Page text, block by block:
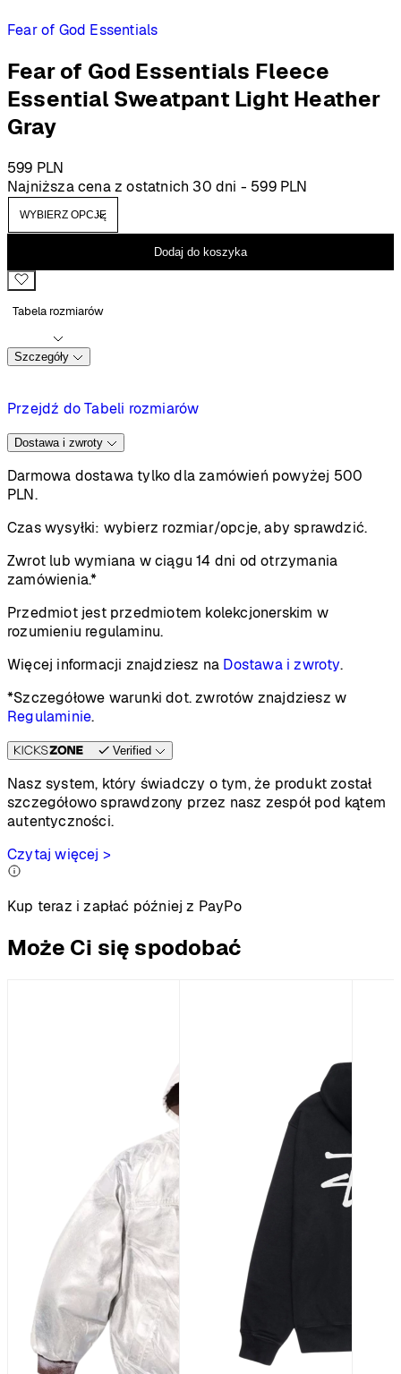
Fear of God Essentials
Fear of God Essentials Fleece
Essential Sweatpant Light Heather
Gray
599 PLN
Najniższa cena z ostatnich 30 dni - 599 PLN
Dodaj do koszyka
Tabela rozmiarów
Szczegóły
Przejdź do Tabeli rozmiarów
Dostawa i zwroty
Darmowa dostawa tylko dla zamówień powyżej 500
PLN.
Czas wysyłki: wybierz rozmiar/opcje, aby sprawdzić.
Zwrot lub wymiana w ciągu 14 dni od otrzymania
zamówienia.*
Przedmiot jest przedmiotem kolekcjonerskim w
rozumieniu regulaminu.
Więcej informacji znajdziesz na Dostawa i zwroty.
*Szczegółowe warunki dot. zwrotów znajdziesz w
Regulaminie.
Verified
Nasz system, który świadczy o tym, że produkt został
szczegółowo sprawdzony przez nasz zespół pod kątem
autentyczności.
Czytaj więcej >
Kup teraz i zapłać później z PayPo
Może Ci się spodobać